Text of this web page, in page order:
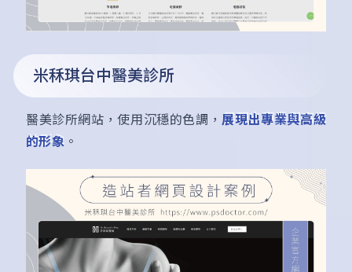
米秝琪台中醫美診所
醫美診所網站，使用沉穩的色調，展現出專業與高級
的形象。